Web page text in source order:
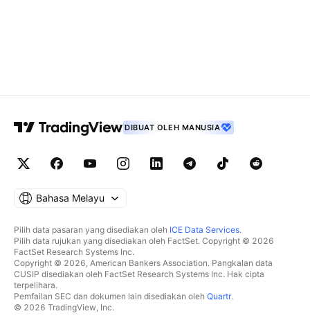
DIBUAT OLEH MANUSIA
Bahasa Melayu
Pilih data pasaran yang disediakan oleh ICE Data Services.
Pilih data rujukan yang disediakan oleh FactSet. Copyright © 2026
FactSet Research Systems Inc.
Copyright © 2026, American Bankers Association. Pangkalan data
CUSIP disediakan oleh FactSet Research Systems Inc. Hak cipta
terpelihara.
Pemfailan SEC dan dokumen lain disediakan oleh Quartr.
© 2026 TradingView, Inc.